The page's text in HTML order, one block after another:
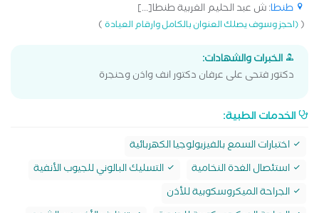
طنطا: ش عبد الحليم الغربية طنطا[...]
((احجز وسوف يصلك العنوان بالكامل وارقام العيادة)
الخبرات والشهادات:
دكتور فتحى على عرفان دكتور انف واذن وحنجرة
الخدمات الطبية:
اختبارات السمع بالفيزيولوجيا الكهربائية
استئصال الغدة النخامية
التسليك البالوني للجيوب الأنفية
الجراحة الميكروسكوبية للأذن